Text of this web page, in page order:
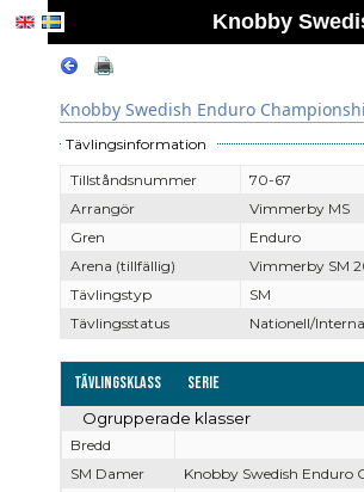
Knobby
Knobby Swedish Enduro
Tävlingsinformation
Tillståndsnummer
70-67
Arrangör
Vimmerby MS
Gren
Enduro
Arena (tillfällig)
Vimmerby SM
Tävlingstyp
SM
Tävlingsstatus
Nationell/
Tävlingsklass Serie
Ogrupperade klasser
Bredd
SM Damer
Knobby Swedish Enduro